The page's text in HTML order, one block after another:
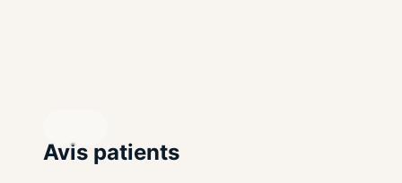
Avis patients